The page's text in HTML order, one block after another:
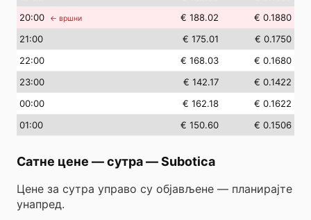
20:00 ← вршни € 188.02
€ 0.1880
21:00 € 175.01
€ 0.1750
22:00 € 168.03
€ 0.1680
23:00 € 142.17
€ 0.1422
00:00 € 162.18
€ 0.1622
01:00 € 150.60 € 0.1506
Сатне цене — сутра—Subotica
Цене за сутра управо су објављене — планирајте
унапред.